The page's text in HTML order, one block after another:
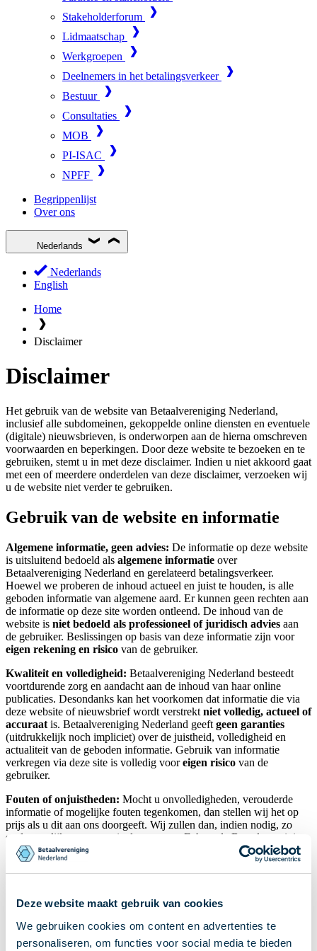
Deze website maakt gebruik van cookies
We gebruiken cookies om content en advertenties te
personaliseren, om functies voor social media te bieden
Stakeholderforum
Lidmaatschap
Werkgroepen
Deelnemers in het betalingsverkeer
Bestuur
Consultaties
MOB
PI-ISAC
NPFF
Begrippenlijst
Over ons
Nederlands
Nederlands
English
Home
Disclaimer
Disclaimer
Het gebruik van de website van Betaalvereniging Nederland,
inclusief alle subdomeinen, gekoppelde online diensten en eventuele
(digitale) nieuwsbrieven, is onderworpen aan de hierna omschreven
voorwaarden en beperkingen. Door deze website te bezoeken en te
gebruiken, stemt u in met deze disclaimer. Indien u niet akkoord gaat
met een of meerdere onderdelen van deze disclaimer, verzoeken wij
u de website niet verder te gebruiken.
Gebruik van de website en informatie
Algemene informatie, geen advies: De informatie op deze website
is uitsluitend bedoeld als algemene informatie over
Betaalvereniging Nederland en gerelateerd betalingsverkeer.
Hoewel we proberen de inhoud actueel en juist te houden, is alle
geboden informatie van algemene aard. Er kunnen geen rechten aan
de informatie op deze site worden ontleend. De inhoud van de
website is niet bedoeld als professioneel of juridisch advies aan
de gebruiker. Beslissingen op basis van deze informatie zijn voor
eigen rekening en risico van de gebruiker.
Kwaliteit en volledigheid: Betaalvereniging Nederland besteedt
voortdurende zorg en aandacht aan de inhoud van haar online
publicaties. Desondanks kan het voorkomen dat informatie die via
deze website of nieuwsbrief wordt verstrekt niet volledig, actueel of
accuraat is. Betaalvereniging Nederland geeft geen garanties
(uitdrukkelijk noch impliciet) over de juistheid, volledigheid en
actualiteit van de geboden informatie. Gebruik van informatie
verkregen via deze site is volledig vooreigen risico van de
gebruiker.
Fouten of onjuistheden: Mocht u onvolledigheden, verouderde
informatie of mogelijke fouten tegenkomen, dan stellen wij het op
prijs als u dit aan ons doorgeeft. Wij zullen dan, indien nodig, zo
snel mogelijk een correctie doorvoeren. Echter, de Betaalvereniging
aanvaardtgeen aansprakelijkheid
voor eventuele schade die
ontstaat door onvolledigheid of onjuistheid van de aangeboden
informatie, noch voor het niet actueel zijn daarvan.
Beschikbaarheid van de dienst
Betaalvereniging Nederland streeft ernaar de website
beschikbaarte hebben, maar we kunnen dit niet garanderen. Wij